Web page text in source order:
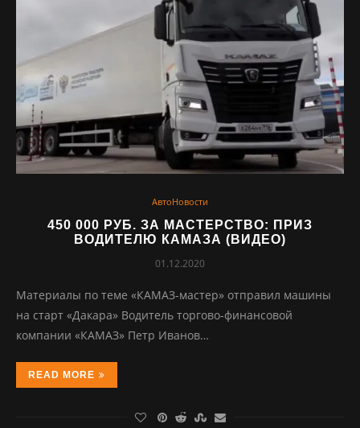
АвтоНовости
450 000 РУБ. ЗА МАСТЕРСТВО: ПРИЗ
ВОДИТЕЛЮ КАМАЗА (ВИДЕО)
01.12.2020
Материалы по теме «КАМАЗ-мастер» отправил машины
на старт «Дакара» Водитель торгово-финансовой
компании «КАМАЗ» Петр Иванов…
READ MORE